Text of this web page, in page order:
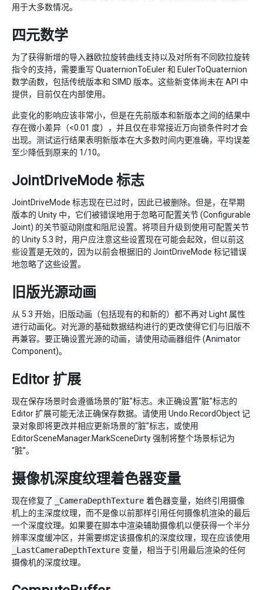
用于大多数情况。
四元数学
为了获得新增的导入器欧拉旋转曲线支持以及对所有不同欧拉旋转
指令的支持，需要重写 QuaternionToEuler 和 EulerToQuaternion
数学函数，包括传统版本和 SIMD 版本。这些新变体尚未在 API 中
提供，目前仅在内部使用。
此变化的影响应该非常小，但是在先前版本和新版本之间的结果中
存在微小差异（<0.01 度），并且仅在非常接近万向锁条件时才会
出现。测试运行结果表明新版本在大多数时间内更准确，平均误差
至少降低到原来的 1/10。
JointDriveMode 标志
JointDriveMode 标志现在已过时，因此已被删除。但是，在早期
版本的 Unity 中，它们被错误地用于忽略可配置关节 (Configurable
Joint) 的关节驱动刚度和阻尼设置。将项目升级到使用可配置关节
的 Unity 5.3 时，用户应注意这些设置现在可能会起效，但以前这
些设置是无效的，因为以前会根据旧的 JointDriveMode 标记错误
地忽略了这些设置。
旧版光源动画
从 5.3 开始，旧版动画（包括现有的和新的）都不再对 Light 属性
进行动画化。对光源的基础数据结构进行的更改使得它们与旧版不
再兼容。要正确设置光源的动画，请使用动画器组件 (Animator
Component)。
Editor 扩展
现在保存场景时会遵循场景的“脏”标志。未正确设置“脏”标志的
Editor 扩展可能无法正确保存数据。请使用 Undo.RecordObject 记
录对象即将更改并相应更新场景的“脏”标志，或使用
EditorSceneManager.MarkSceneDirty 强制将整个场景标记为
“脏”。
摄像机深度纹理着色器变量
现在修复了 _CameraDepthTexture 着色器变量，始终引用摄像
机上的主深度纹理，而不是像以前那样引用任何摄像机渲染的最后
一个深度纹理。如果要在脚本中渲染辅助摄像机以便获得一个半分
辨率深度缓冲区，并需要绑定该摄像机的深度纹理，现在应该使用
_LastCameraDepthTexture 变量，相当于引用最后渲染的任何
摄像机的深度纹理。